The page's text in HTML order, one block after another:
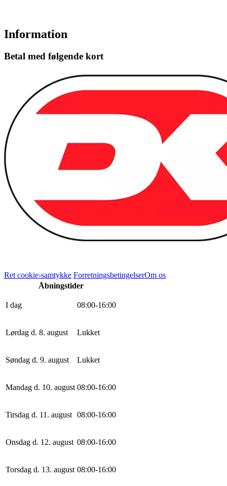
Information
Betal med følgende kort
Ret cookie-samtykke ForretningsbetingelserOm os
Åbningstider
I dag 08:00-16:00
Lørdag d. 8. august Lukket
Søndag d. 9. august Lukket
Mandag d. 10. august 08:00-16:00
Tirsdag d. 11. august 08:00-16:00
Onsdag d. 12. august 08:00-16:00
Torsdag d. 13. august 08:00-16:00